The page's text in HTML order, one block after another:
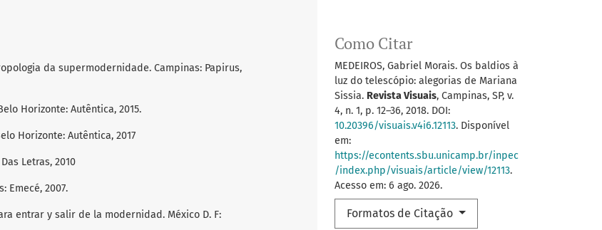
Como Citar
MEDEIROS, Gabriel Morais. Os baldios à
luz do telescópio: alegorias de Mariana
Sissia. Revista Visuais, Campinas, SP, v.
4, n. 1, p. 12–36, 2018. DOI:
10.20396/visuais.v4i6.12113. Disponível
em:
https://econtents.sbu.unicamp.br/inpec
/index.php/visuais/article/view/12113.
Acesso em: 6 ago. 2026.
Formatos de Citação
da supermodernidade. Campinas: Papirus,
Horizonte: Autêntica, 2015.
Horizonte: Autêntica, 2017
Letras, 2010
Emecé, 2007.
entrar y salir de la modernidad. México D. F: